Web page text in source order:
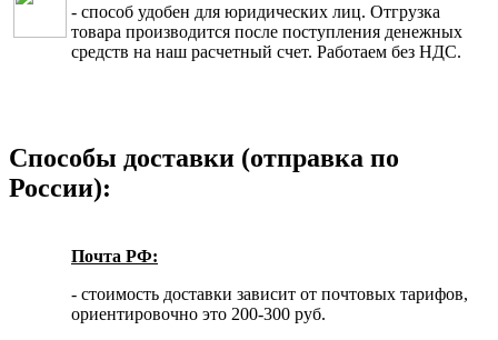
- способ удобен для юридических лиц. Отгрузка
товара производится после поступления денежных
средств на наш расчетный счет. Работаем без НДС.
Способы доставки (отправка по
России):
Почта РФ:
- стоимость доставки зависит от почтовых тарифов,
ориентировочно это 200-300 руб.